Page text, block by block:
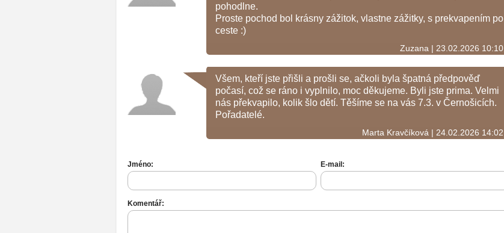
pohodlne.
Proste pochod bol krásny zážitok, vlastne zážitky, s prekvapením po
ceste :)
Zuzana | 23.02.2026 10:10
Všem, kteří jste přišli a prošli se, ačkoli byla špatná předpověď
počasí, což se ráno i vyplnilo, moc děkujeme. Byli jste prima. Velmi
nás překvapilo, kolik šlo dětí. Těšíme se na vás 7.3. v Černošicích.
Pořadatelé.
Marta Kravčíková | 24.02.2026 14:02
Jméno: E-mail:
Komentář: